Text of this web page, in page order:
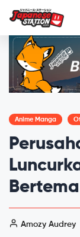
Anime Manga
Amozy Audrey